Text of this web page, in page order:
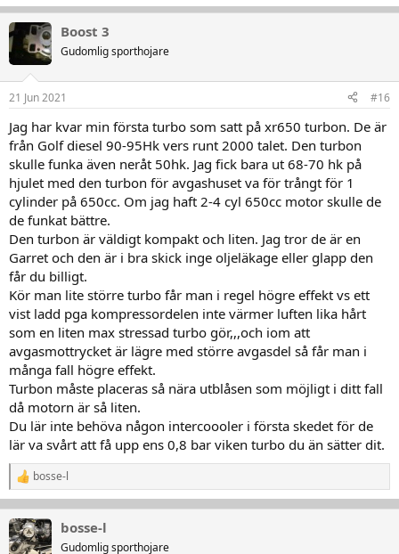
e
e
:
Boost 3
Gudomlig sporthojare
21 Jun 2021 #16
Jag har kvar min första turbo som satt på xr650 turbon. De är
från Golf diesel 90-95Hk vers runt 2000 talet. Den turbon
skulle funka även neråt 50hk. Jag fick bara ut 68-70 hk på
hjulet med den turbon för avgashuset va för trångt för 1
cylinder på 650cc. Om jag haft 2-4 cyl 650cc motor skulle de
de funkat bättre.
Den turbon är väldigt kompakt och liten. Jag tror de är en
Garret och den är i bra skick inge oljeläkage eller glapp den
får du billigt.
Kör man lite större turbo får man i regel högre effekt vs ett
vist ladd pga kompressordelen inte värmer luften lika hårt
som en liten max stressad turbo gör,,,och iom att
avgasmottrycket är lägre med större avgasdel så får man i
många fall högre effekt.
Turbon måste placeras så nära utblåsen som möjligt i ditt fall
då motorn är så liten.
Du lär inte behöva någon intercoooler i första skedet för de
lär va svårt att få upp ens 0,8 bar viken turbo du än sätter dit.
R
e
a
k
t
bosse-l
bosse-l
Gudomlig sporthojare